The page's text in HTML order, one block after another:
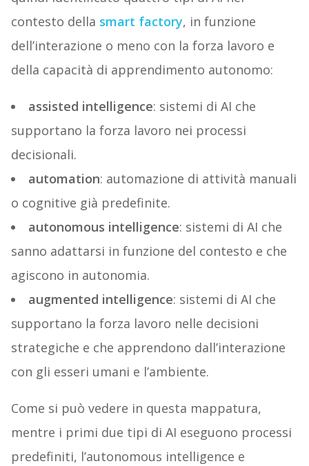
contesto della smart factory, in funzione
dell’interazione o meno con la forza lavoro e
della capacità di apprendimento autonomo:
assisted intelligence: sistemi di AI che
supportano la forza lavoro nei processi
decisionali.
automation: automazione di attività manuali
o cognitive già predefinite.
autonomous intelligence: sistemi di AI che
sanno adattarsi in funzione del contesto e che
agiscono in autonomia.
augmented intelligence: sistemi di AI che
supportano la forza lavoro nelle decisioni
strategiche e che apprendono dall’interazione
con gli esseri umani e l’ambiente.
Come si può vedere in questa mappatura,
mentre i primi due tipi di AI eseguono processi
predefiniti, l’autonomous intelligence e